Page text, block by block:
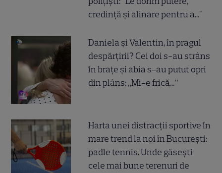
credință și alinare pentru a..."
Daniela și Valentin, în pragul
despărțirii? Cei doi s-au strâns
în brațe și abia s-au putut opri
din plâns: „Mi-e frică...”
Harta unei distracții sportive în
mare trend la noi în București:
padle tennis. Unde găsești
cele mai bune terenuri de